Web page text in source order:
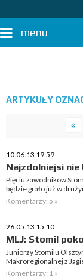
menu
ARTYKUŁY
10.06.13 19:59
Najzdolniejsi nie
Pięciu zawodników
będzie grało już w
Komentarzy: 5 »
26.05.13 15:10
MLJ: Stomil
Juniorzy Stomilu
Makroregionalnej z
Komentarzy: 1 »